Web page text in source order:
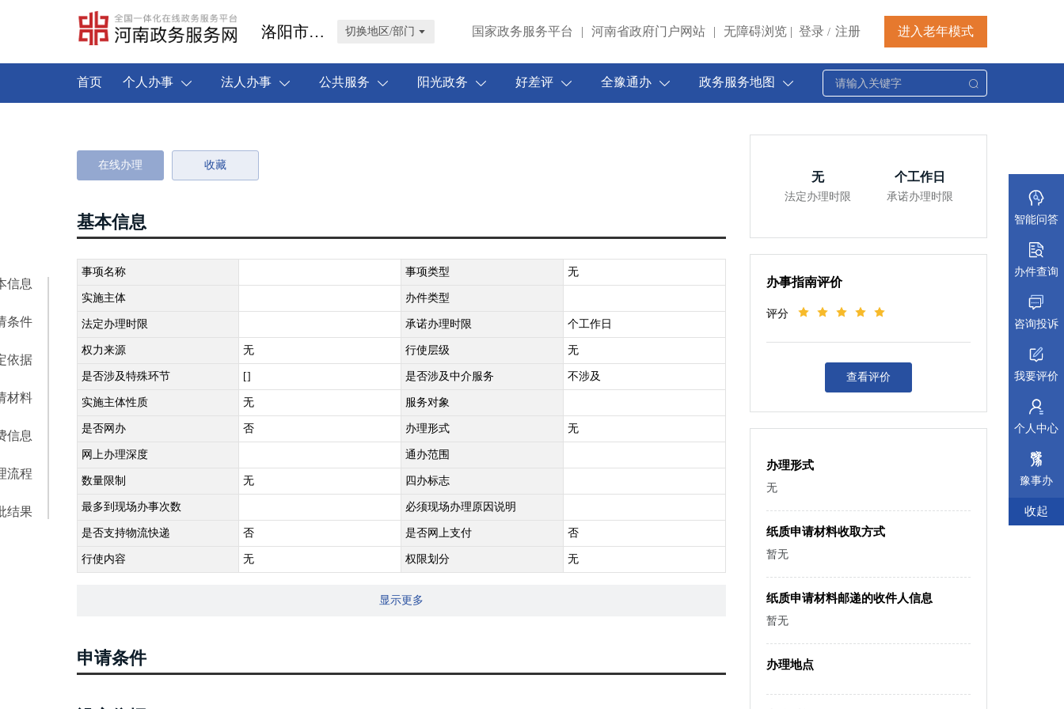
洛阳市伊川县 切换地区/部门 国家政务服务平台 | 河南省政府门户网站 | 无障碍浏览 | 登录 / 注册 进入老年模式
首页 个人办事 法人办事 公共服务 阳光政务 好差评 全豫通办 政务服务地图
信息
条件
依据
材料
信息
流程
结果
在线办理 收藏
基本信息
事项名称 事项类型 无
实施主体 办件类型
法定办理时限 承诺办理时限 个工作日
权力来源 无 行使层级 无
是否涉及特殊环节 [] 是否涉及中介服务 不涉及
实施主体性质 无 服务对象
是否网办 否 办理形式 无
网上办理深度 通办范围
数量限制 无 四办标志
最多到现场办事次数 必须现场办理原因说明
是否支持物流快递 否 是否网上支付 否
行使内容 无 权限划分 无
显示更多
申请条件
无
法定办理时限
个工作日
承诺办理时限
办事指南评价
评分
查看评价
办理形式
无
纸质申请材料收取方式
暂无
纸质申请材料邮递的收件人信息
暂无
办理地点
智能问答
办件查询
咨询投诉
我要评价
个人中心
豫事办
收起